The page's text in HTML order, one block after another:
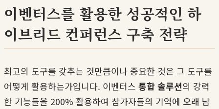
이벤터스를 활용한 성공적인 하
이브리드 컨퍼런스 구축 전략
최고의 도구를 갖추는 것만큼이나 중요한 것은 그 도구를
어떻게 활용하는가입니다. 이벤터스 통합 솔루션의 강력
한 기능들을 200% 활용하여 참가자들의 기억에 오래 남